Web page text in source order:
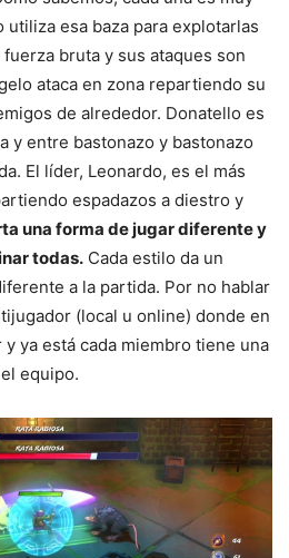
esa baza para explotarlas
bruta y sus ataques son
ataca en zona repartiendo su
de alrededor. Donatello es
y entre bastonazo y bastonazo
El líder, Leonardo, es el más
espadazos a diestro y
una forma de jugar diferente y
todas. Cada estilo da un
a la partida. Por no hablar
(local u online) donde en
ya está cada miembro tiene una
equipo.